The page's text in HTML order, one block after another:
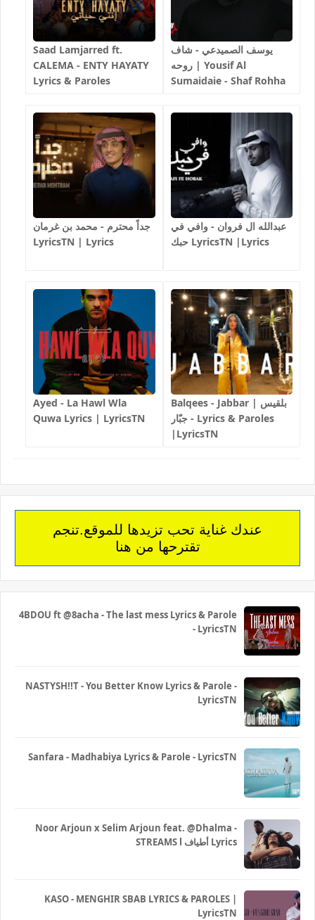
Saad Lamjarred ft.
CALEMA - ENTY HAYATY
Lyrics & Paroles
يوسف الصميدعي - شاف
روحه | Yousif Al
Sumaidaie - Shaf Rohha
جداً محترم - محمد بن غرمان
LyricsTN | Lyrics
عبدالله ال فروان - وافي في
حبك LyricsTN |Lyrics
Ayed - La Hawl Wla
Quwa Lyrics | LyricsTN
Balqees - Jabbar | بلقيس
- جبّار Lyrics & Paroles
|LyricsTN
عندك غناية تحب تزيدها للموقع.تنجم
تقترحها من هنا
4BDOU ft ‪@8acha‬ - The last mess Lyrics & Parole
- LyricsTN
NASTYSH!!T - You Better Know Lyrics & Parole -
LyricsTN
Sanfara - Madhabiya Lyrics & Parole - LyricsTN
Noor Arjoun x Selim Arjoun feat. @Dhalma -
STREAMS l أطياف Lyrics
KASO - MENGHIR SBAB LYRICS & PAROLES |
LyricsTN